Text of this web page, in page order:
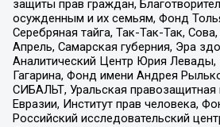
защиты прав граждан,
осужденным и их семьям, Фонд
Серебряная тайга, Так-Так-Так,
Апрель, Самарская губерния, Эра
Аналитический Центр Юрия Левады,
Гагарина, Фонд имени Андрея
СИБАЛЬТ, Уральская
Евразии, Институт прав человека,
Российский исследовательский